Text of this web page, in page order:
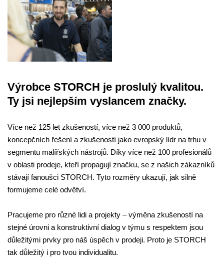
Výrobce STORCH je proslulý kvalitou.
Ty jsi nejlepším vyslancem značky.
Více než 125 let zkušeností, více než 3 000 produktů,
koncepčních řešení a zkušeností jako evropský lídr na trhu v
segmentu malířských nástrojů. Díky více než 100 profesionálů
v oblasti prodeje, kteří propagují značku, se z našich zákazníků
stávají fanoušci STORCH. Tyto rozměry ukazují, jak silně
formujeme celé odvětví.
Pracujeme pro různé lidi a projekty – výměna zkušeností na
stejné úrovni a konstruktivní dialog v týmu s respektem jsou
důležitými prvky pro náš úspěch v prodeji. Proto je STORCH
tak důležitý i pro tvou individualitu.